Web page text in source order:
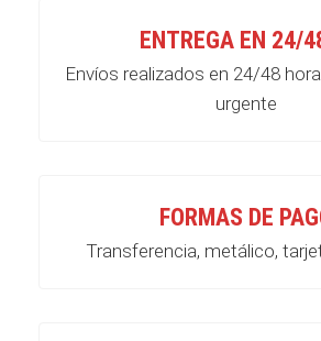
ENTREGA EN 24/
Envíos realizados en 24/48
urgente
FORMAS DE
Transferencia, metálico,